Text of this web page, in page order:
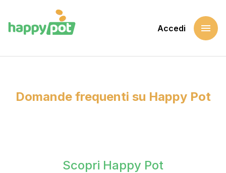
Accedi menu
Domande frequenti su Happy Pot
Scopri Happy Pot